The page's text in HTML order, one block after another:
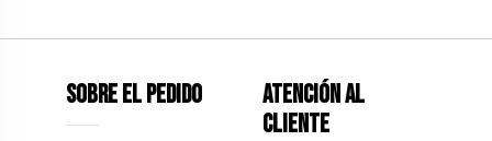
Sobre el pedido
Atención al
Cliente